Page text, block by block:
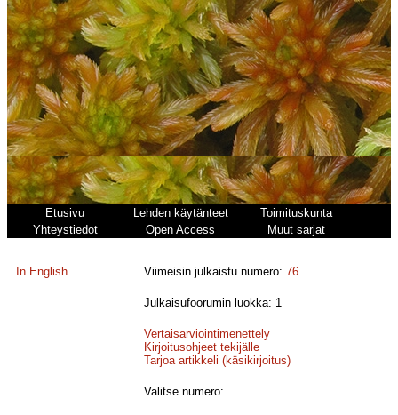
Etusivu Lehden käytänteet
Toimituskunta
Yhteystiedot
Open Access Muut sarjat
In English Viimeisin julkaistu numero:76
Julkaisufoorumin luokka: 1
Vertaisarviointimenettely
Kirjoitusohjeet tekijälle
Tarjoa artikkeli (käsikirjoitus)
Valitse numero: